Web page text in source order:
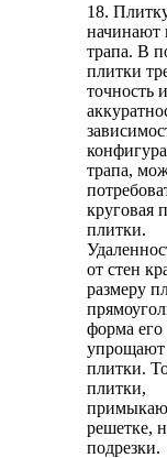
18.
начинают
трапа. В
плитки
точность и
трапа,
круговая
плитки.
от стен
размеру
форма
упрощают
плитки.
плитки,
решетке,
подрезки.